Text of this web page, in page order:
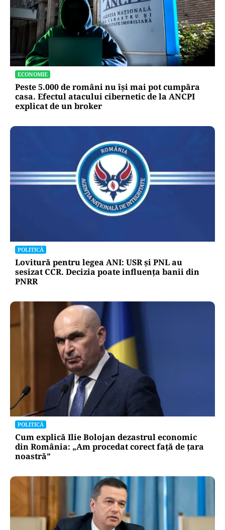
ECONOMIE
Peste 5.000 de români nu își mai pot cumpăra
casa. Efectul atacului cibernetic de la ANCPI
explicat de un broker
POLITICĂ
Lovitură pentru legea ANI: USR și PNL au
sesizat CCR. Decizia poate influența banii din
PNRR
POLITICĂ
Cum explică Ilie Bolojan dezastrul economic
din România: „Am procedat corect față de țara
noastră”